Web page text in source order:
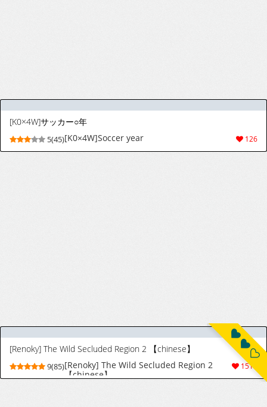
[K0×4W]サッカー○年
126
5(45)[K0×4W]Soccer year
[Renoky] The Wild Secluded Region 2 【chinese】
1519
9(85)[Renoky] The Wild Secluded Region 2
【chinese】